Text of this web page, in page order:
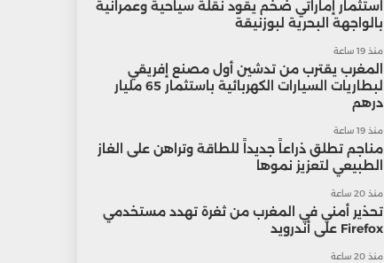
استثمار إماراتي ضخم يقود نقلة سياحية وعمرانية
بالواجهة البحرية لبوزنيقة
منذ 19 ساعة
المغرب يقترب من تدشين أول مصنع إفريقي
لبطاريات السيارات الكهربائية باستثمار 65 مليار
درهم
منذ 19 ساعة
مناجم تطلق ذراعاً جديداً للطاقة وتراهن على الغاز
الطبيعي لتعزيز نموها
منذ 20 ساعة
تحذير أمني في المغرب من ثغرة تهدد مستخدمي
Firefox على أندرويد
منذ 20 ساعة